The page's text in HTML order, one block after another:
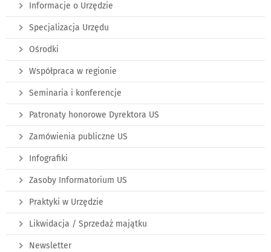
Informacje o Urzędzie
Specjalizacja Urzędu
Ośrodki
Współpraca w regionie
Seminaria i konferencje
Patronaty honorowe Dyrektora US
Zamówienia publiczne US
Infografiki
Zasoby Informatorium US
Praktyki w Urzędzie
Likwidacja / Sprzedaż majątku
Newsletter